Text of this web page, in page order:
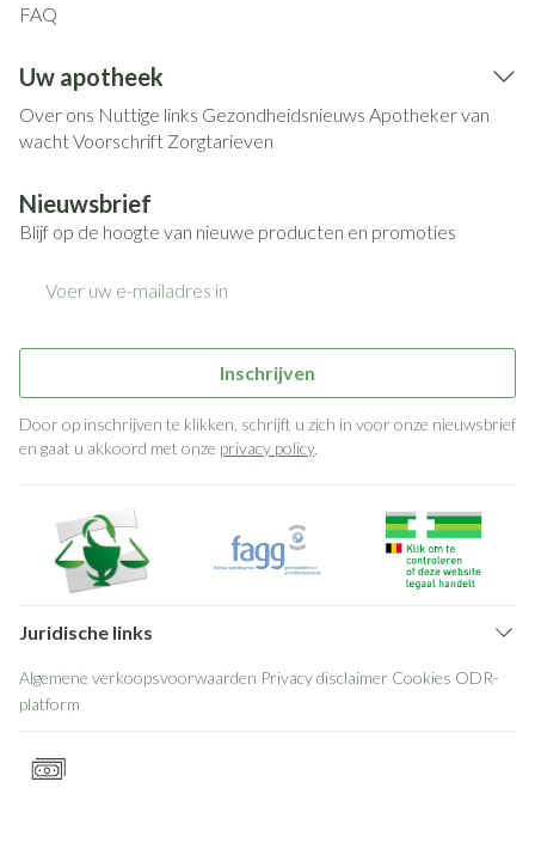
FAQ
Uw apotheek
Over ons Nuttige links Gezondheidsnieuws Apotheker van
wachtVoorschrift Zorgtarieven
Nieuwsbrief
Blijf op de hoogte van nieuwe producten en promoties
Inschrijven
Door op inschrijven te klikken, schrijft u zich in voor onze nieuwsbrief
en gaat u akkoord met onze privacy policy.
Juridische links
Algemene verkoopsvoorwaarden Privacy disclaimer Cookies ODR-
platform